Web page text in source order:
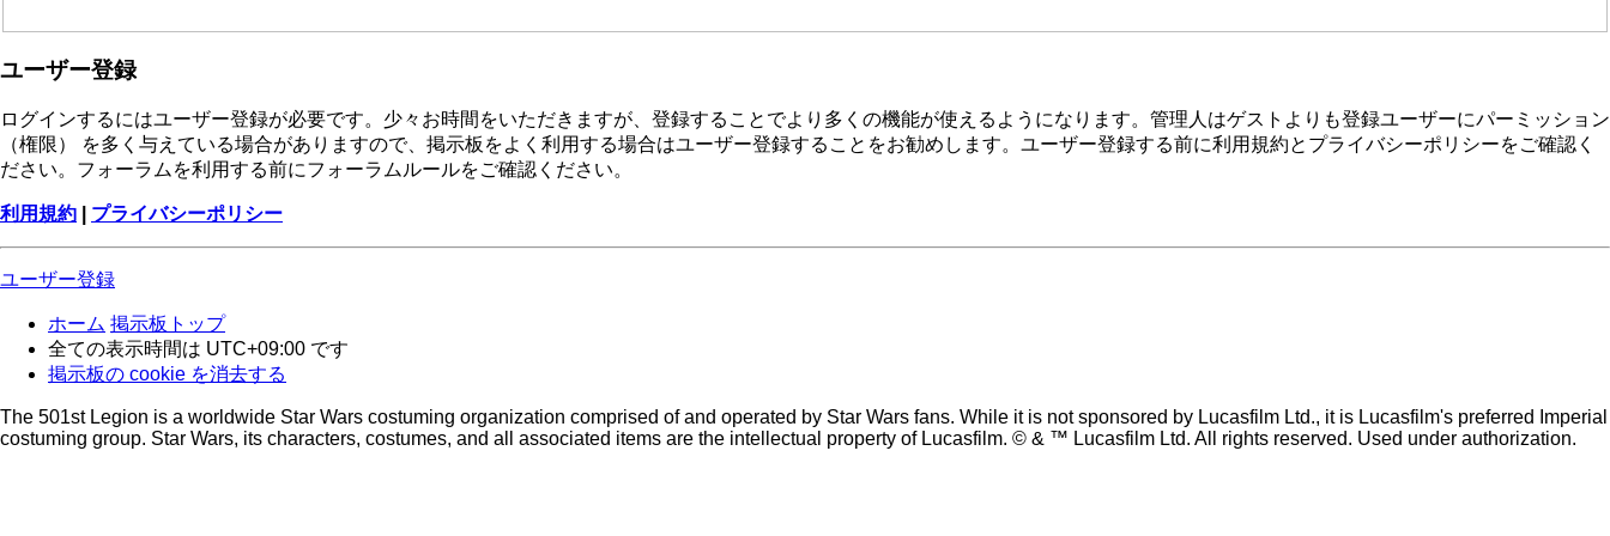
ユーザー登録
ログインするにはユーザー登録が必要です。少々お時間をいただきますが、登録することでより多くの機能が使えるようになります。管理人はゲストよりも登録ユーザーにパーミッション
（権限） を多く与えている場合がありますので、掲示板をよく利用する場合はユーザー登録することをお勧めします。ユーザー登録する前に利用規約とプライバシーポリシーをご確認く
ださい。フォーラムを利用する前にフォーラムルールをご確認ください。
利用規約 プライバシーポリシー
ユーザー登録
ホーム 掲示板トップ
全ての表示時間は UTC+09:00 です
掲示板の cookie を消去する
The 501st Legion is a worldwide Star Wars costuming organization comprised of and operated by Star Wars fans. While it is not sponsored by Lucasfilm Ltd., it is Lucasfilm's preferred Imperial
costuming group. Star Wars, its characters, costumes, and all associated items are the intellectual property of Lucasfilm. © & ™ Lucasfilm Ltd. All rights reserved. Used under authorization.